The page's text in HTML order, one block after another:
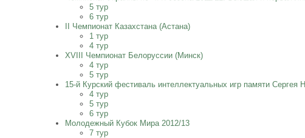
5 тур
6 тур
II Чемпионат Казахстана (Астана)
1 тур
4 тур
XVIII Чемпионат Белоруссии (Минск)
4 тур
5 тур
15-й Курский фестиваль интеллектуальных игр памяти Сергея
4 тур
5 тур
6 тур
Молодежный Кубок Мира 2012/13
7 тур